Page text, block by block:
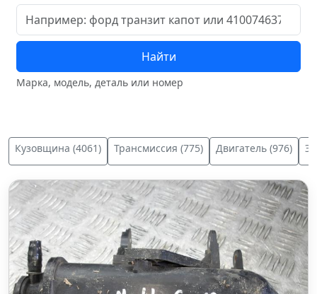
Найти
Марка, модель, деталь или номер
Кузовщина (4061) Трансмиссия (775) Двигатель (976)